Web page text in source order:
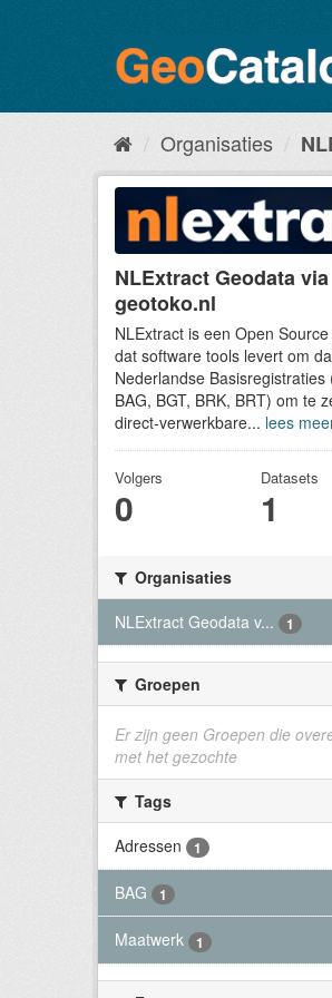
Organisaties
NLExtract Geodata via
geotoko.nl
NLExtract is een Open
dat software tools levert om
Nederlandse Basisregistraties
BAG, BGT, BRK, BRT) om te
direct-verwerkbare... lees
Volgers
0
Datasets
1
Organisaties
NLExtract Geodata v...
1
Groepen
Er zijn geen Groepen die
met het gezochte
Tags
Adressen
1
BAG 1
Maatwerk 1